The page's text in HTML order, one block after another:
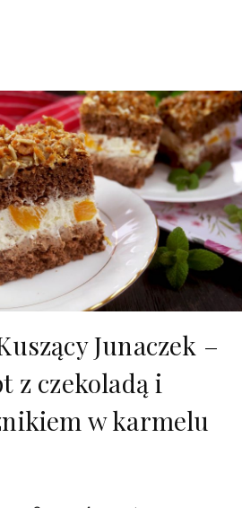
Junaczek –
z czekoladą i
w karmelu